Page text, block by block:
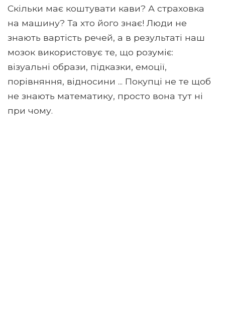
Скільки має коштувати кави? А страховка
на машину? Та хто його знає! Люди не
знають вартість речей, а в результаті наш
мозок використовує те, що розуміє:
візуальні образи, підказки, емоції,
порівняння, відносини ... Покупці не те щоб
не знають математику, просто вона тут ні
при чому.